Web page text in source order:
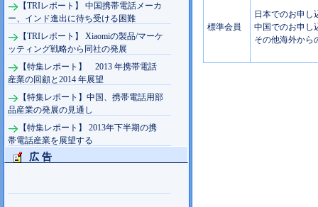
【TRIレポート】 中国携帯電話メーカ
ー、インド進出に待ち受ける困難
【TRIレポート】 Xiaomiの製品/マーケ
ッティング戦略から同社の発展
【特集レポート】 2013 年携帯電話
産業の回顧と2014 年展望
【特集レポート】中国、携帯電話用部
品産業の発展の見通し
【特集レポート】 2013年下半期の携
帯電話産業を展望する
広 告
標準会員
日本でのお申し
中国でのお申し
その他海外から